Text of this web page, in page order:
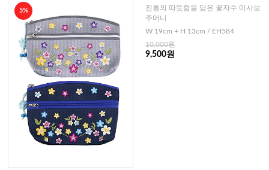
5%
니(그레이,네이비)
전통의 따뜻함을 담은 꽃자수 미사보
주머니
W 19cm + H 13cm / EH584
10,000원
9,500원